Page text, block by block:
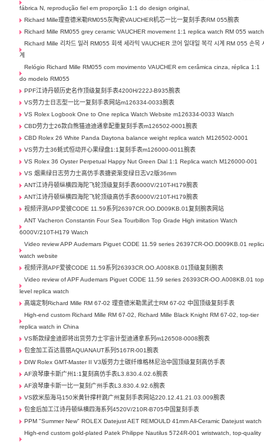
fábrica N, reprodução fiel em proporção 1:1 do design original,
Richard Mille理查德米勒RM055灰陶瓷VAUCHER机芯一比一复刻手表RM 055腕表
Richard Mille RM055 grey ceramic VAUCHER movement 1:1 replica watch RM 055 watch
Richard Mille 리차드 밀러 RM055 회색 세라믹 VAUCHER 코어 일대일 복각 시계 RM 055 손목
계
Relógio Richard Mille RM055 com movimento VAUCHER em cerâmica cinza, réplica 1:1
do modelo RM055
PPF江诗丹顿历史名作顶级复刻手表4200H/222J-B935腕表
VS劳力士日志型一比一复刻手表网站m126334-0033腕表
VS Rolex Logbook One to One replica Watch Website m126334-0033 Watch
CBD劳力士26款白熊猫迪迪通拿配重复刻手表m126502-0001腕表
CBD Rolex 26 White Panda Daytona balance weight replica watch M126502-0001
VS劳力士36蚝式恒动开心果绿盘1:1复刻手表m126000-0011腕表
VS Rolex 36 Oyster Perpetual Happy Nut Green Dial 1:1 Replica watch M126000-001
VS 烟熏绿日志劳力士高仿手表搪瓷渐变绿日志V2版36mm
ANT江诗丹顿纵横四海陀飞轮顶级复刻手表6000V/210T-H179腕表
ANT江诗丹顿纵横四海陀飞轮顶级高仿手表6000V/210T-H179腕表
视频评测APP爱彼CODE 11.59系列26397CR.OO.D009KB.01复刻腕表网站
ANT Vacheron Constantin Four Sea Tourbillon Top Grade High imitation Watch
6000V/210T-H179 Watch
Video review APP Audemars Piguet CODE 11.59 series 26397CR-OO.D009KB.01
watch website
视频评测APF爱彼CODE 11.59系列26393CR.OO.A008KB.01顶级复刻腕表
Video review of APF Audemars Piguet CODE 11.59 series 26393CR-OO.A008KB.01
level replica watch
高端定制Richard Mille RM 67-02 理查德米勒黑武士RM 67-02 中国顶级复刻手表
High-end custom Richard Mille RM 67-02, Richard Mille Black Knight RM 67-02, top-tier
replica watch in China
VS新款绿金迪即将出货劳力士宇宙计型迪通拿系列m126508-0008腕表
包金加工百达翡丽AQUANAUT系列5167R-001腕表
DIW Rolex GMT-Master II V3版劳力士碳纤维格林尼治中国顶级复刻高仿手表
AF浪琴康卡斯广州1:1复刻高仿手表L3.830.4.02.6腕表
AF浪琴康卡斯一比一复刻广州手表L3.830.4.92.6腕表
VS欧米茄海马150米黄针撑杆跳广州复刻手表网站220.12.41.21.03.009腕表
包金后加工江诗丹顿纵横四海系列4520V/210R-B705中国复刻手表
PPM "Summer New" ROLEX Datejust AET REMOULD 41mm All-Ceramic Datejust watch
High-end custom gold-plated Patek Philippe Nautilus 5724R-001 wristwatch, top-quality